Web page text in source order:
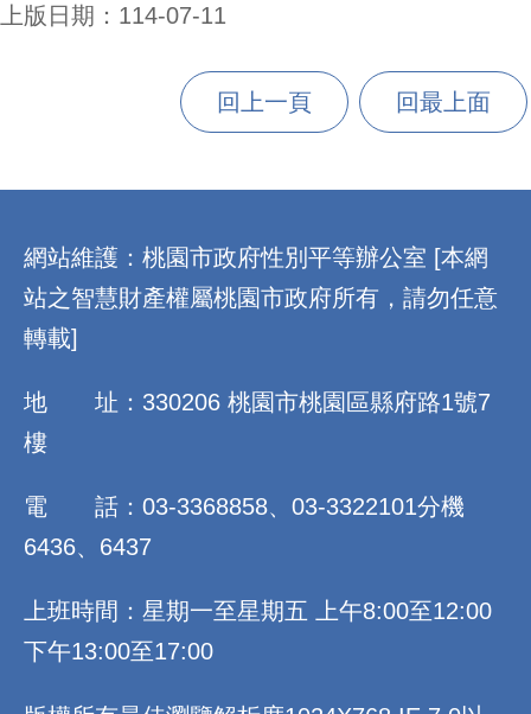
上版日期：114-07-11
回上一頁 回最上面
網站維護：桃園市政府性別平等辦公室 [本網
站之智慧財產權屬桃園市政府所有，請勿任意
轉載]
地 址：330206 桃園市桃園區縣府路1號7
樓
電 話：03-3368858、03-3322101分機
6436、6437
上班時間：星期一至星期五 上午8:00至12:00
下午13:00至17:00